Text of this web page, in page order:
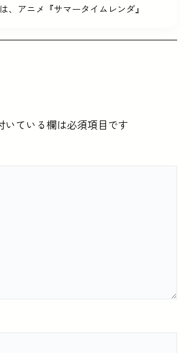
、アニメ『サマータイムレンダ』
いている欄は必須項目です